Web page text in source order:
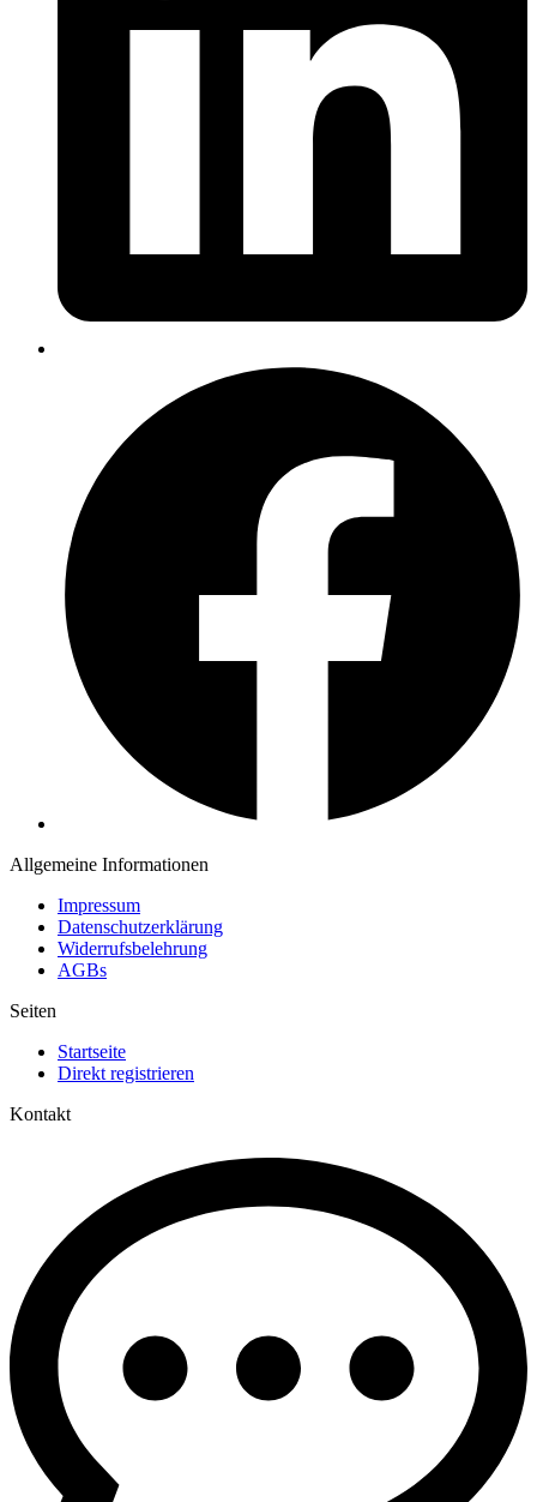
Allgemeine Informationen
Impressum
Datenschutzerklärung
Widerrufsbelehrung
AGBs
Seiten
Startseite
Direkt registrieren
Kontakt